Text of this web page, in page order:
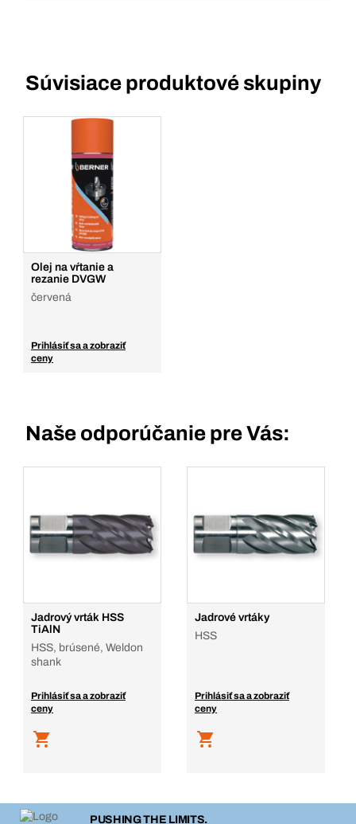
Súvisiace produktové skupiny
Olej na vŕtanie a
rezanie DVGW
červená
Prihlásiť sa a zobraziť
ceny
Naše odporúčanie pre Vás:
Jadrový vrták HSS
TiAlN
HSS, brúsené, Weldon
shank
Prihlásiť sa a zobraziť
ceny
Jadrové vrtáky
HSS
Prihlásiť sa a zobraziť
ceny
PUSHING THE LIMITS.